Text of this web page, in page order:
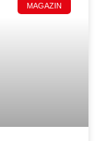
MAGAZIN